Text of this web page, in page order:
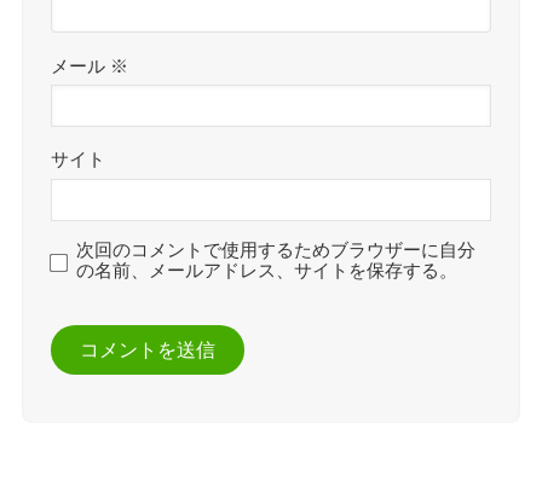
メール ※
サイト
次回のコメントで使用するためブラウザーに自分
の名前、メールアドレス、サイトを保存する。